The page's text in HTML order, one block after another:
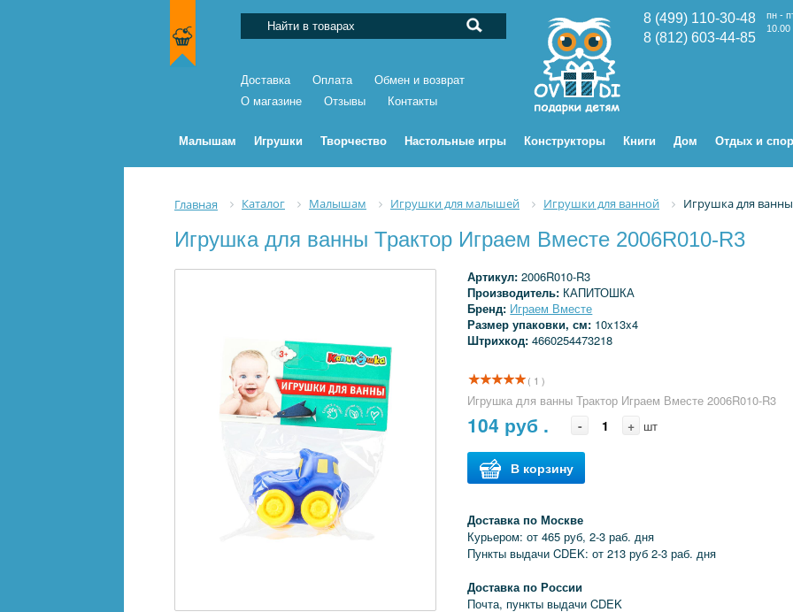
Доставка Оплата
Обмен и возврат
О магазине
Отзывы Контакты
8 (499) 110-30-48
пн -
10.00
8 (812) 603-44-85
Малышам Игрушки Творчество Настольные игры Конструкторы Книги Дом Отдых и
Главная Каталог Малышам Игрушки для малышей Игрушки для ванной Игрушка для ванны
Игрушка для ванны Трактор Играем Вместе 2006R010-R3
Артикул:2006R010-R3
Производитель: КАПИТОШКА
Бренд: Играем Вместе
Размер упаковки, см: 10x13x4
Штрихкод:4660254473218
( 1 )
Игрушка для ванны Трактор Играем Вместе 2006R010-R3
104 руб . - + шт
В корзину
Доставка по Москве
Курьером: от 465 руб, 2-3 раб. дня
Пункты выдачи CDEK: от 213 руб 2-3 раб. дня
Доставка по России
Почта, пункты выдачи CDEK